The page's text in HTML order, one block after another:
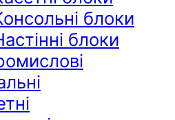
блоки
блоки